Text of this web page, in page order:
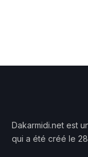
Dakarmidi.net est
qui a été créé le 28